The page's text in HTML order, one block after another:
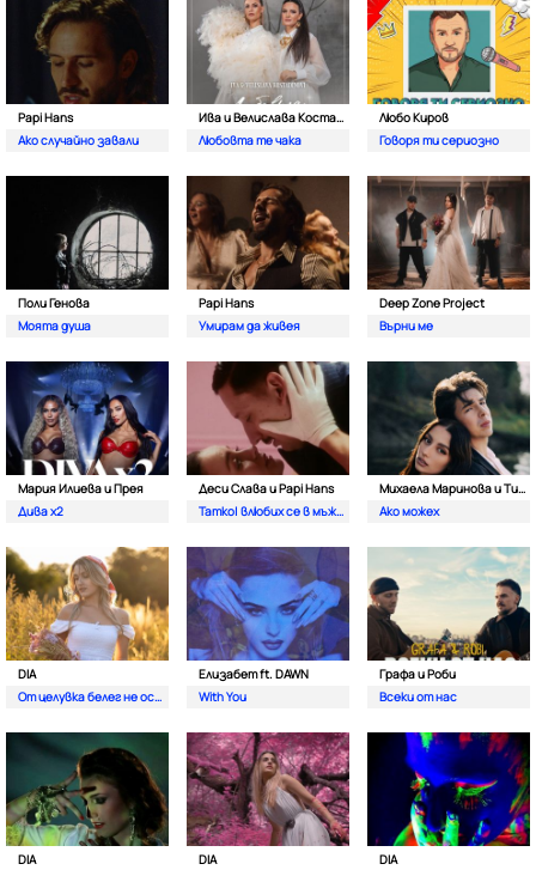
Papi Hans
Ако случайно завали
Ива и Велислава Костадинови
Любовта те чака
Любо Киров
Говоря ти сериозно
Поли Генова
Моята душа
Papi Hans
Умирам да живея
Deep Zone Project
Върни ме
Мария Илиева и Прея
Дива х2
Деси Слава и Papi Hans
Татко| влюбих се в мъжкар
Михаела Маринова и Тино
Ако можех
DIA
От целувка белег не остава
Елизабет ft. DAWN
With You
Графа и Роби
Всеки от нас
DIA
DIA
DIA